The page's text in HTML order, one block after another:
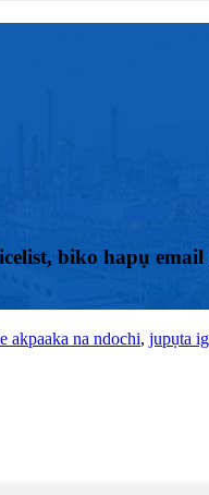
biko hapụ
akpaaka na ndochi, jupụta